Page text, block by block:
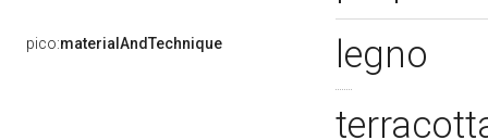
pico:materialAndTechnique
legno